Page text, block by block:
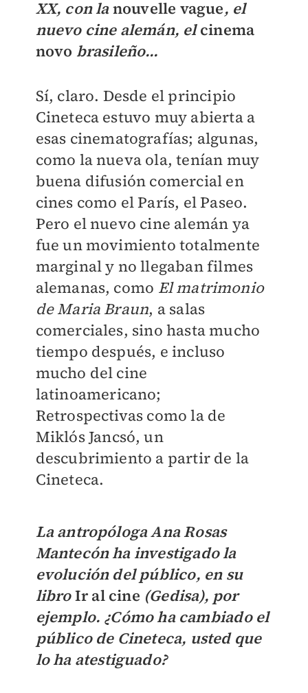
XX, con lanouvelle vague, el
nuevo cine alemán, elcinema
novo brasileño…
Sí, claro. Desde el principio
Cineteca estuvo muy abierta a
esas cinematografías; algunas,
como la nueva ola, tenían muy
buena difusión comercial en
cines como el París, el Paseo.
Pero el nuevo cine alemán ya
fue un movimiento totalmente
marginal y no llegaban filmes
alemanas, como El matrimonio
de Maria Braun, a salas
comerciales, sino hasta mucho
tiempo después, e incluso
mucho del cine
latinoamericano;
Retrospectivas como la de
Miklós Jancsó, un
descubrimiento a partir de la
Cineteca.
La antropóloga Ana Rosas
Mantecón ha investigado la
evolución del público, en su
libroIr al cine (Gedisa), por
ejemplo. ¿Cómo ha cambiado el
público de Cineteca, usted que
lo ha atestiguado?